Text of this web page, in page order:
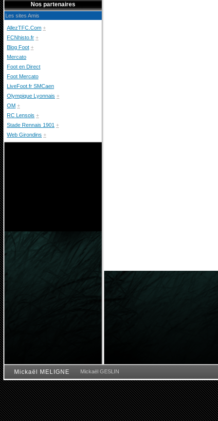
Nos partenaires
Les sites Amis
AllezTFC.Com +
FCNhisto.fr +
Blog Foot +
Mercato
Foot en Direct
Foot Mercato
LiveFoot.fr SMCaen
Olympique Lyonnais +
OM +
RC Lensois +
Stade Rennais 1901 +
Web Girondins +
Mickaël MELIGNE Mickaël GESLIN